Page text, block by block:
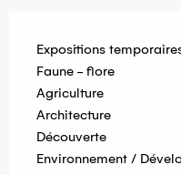
Expositions
Faune - flore
Agriculture
Architecture
Découverte
Environnement /